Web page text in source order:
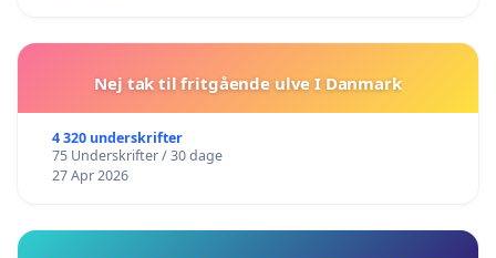
Nej tak til fritgående ulve I Danmark
4 320 underskrifter
75 Underskrifter / 30 dage
27 Apr 2026